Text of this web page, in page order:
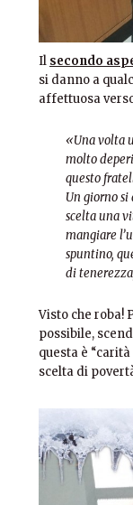
Il secondo
si danno a
affettuosa
«Una volta
molto
questo
Un giorno si
scelta una
mangiare
spuntino,
di
Visto che roba!
possibile,
questa è
scelta di